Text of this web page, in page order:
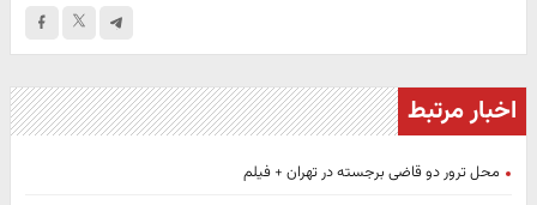
اخبار مرتبط
محل ترور دو قاضی برجسته در تهران + فیلم